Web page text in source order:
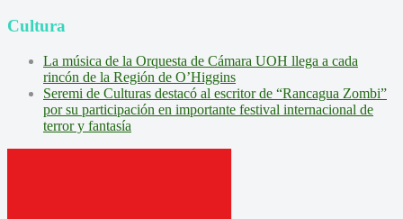
Cultura
La música de la Orquesta de Cámara UOH llega a cada
rincón de la Región de O’Higgins
Seremi de Culturas destacó al escritor de “Rancagua Zombi”
por su participación en importante festival internacional de
terror y fantasía